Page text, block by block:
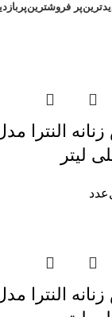
پر فروشترین
النترا
عدد
النترا